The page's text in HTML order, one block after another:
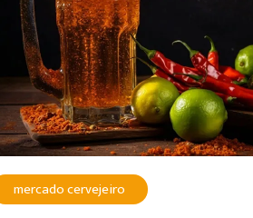
mercado cervejeiro